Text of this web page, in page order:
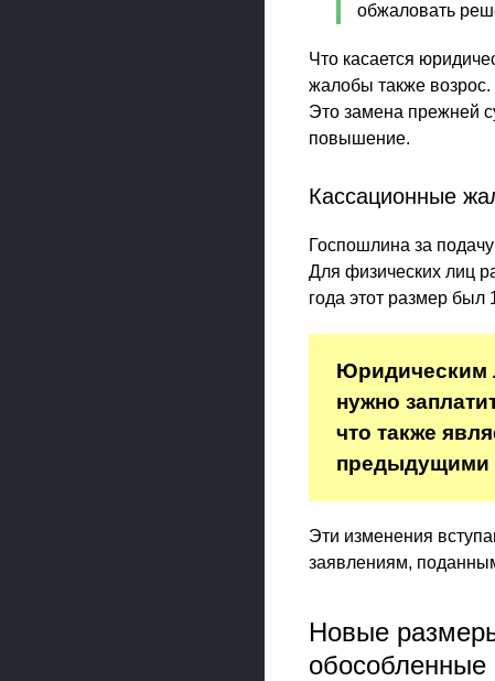
обжаловать
Что касается
жалобы также
Это замена прежней
повышение.
Кассационные
Госпошлина за
Для физических лиц
года этот размер был
Юридическим
нужно
что также
предыдущими
Эти изменения
заявлениям,
Новые
обособленные